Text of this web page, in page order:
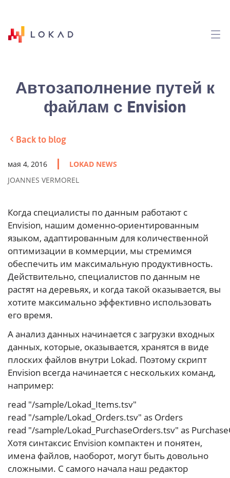
Автозаполнение путей к
файлам с Envision
Back to blog
мая 4, 2016
LOKAD NEWS
JOANNES VERMOREL
Когда специалисты по данным работают с
Envision, нашим доменно-ориентированным
языком, адаптированным для количественной
оптимизации в коммерции, мы стремимся
обеспечить им максимальную продуктивность.
Действительно, специалистов по данным не
растят на деревьях, и когда такой оказывается, вы
хотите максимально эффективно использовать
его время.
А анализ данных начинается с загрузки входных
данных, которые, оказывается, хранятся в виде
плоских файлов внутри Lokad. Поэтому скрипт
Envision всегда начинается с нескольких команд,
например:
read "/sample/Lokad_Items.tsv"
read "/sample/Lokad_Orders.tsv" as Orders
Хотя синтаксис Envision компактен и понятен,
имена файлов, наоборот, могут быть довольно
сложными. С самого начала наш редактор